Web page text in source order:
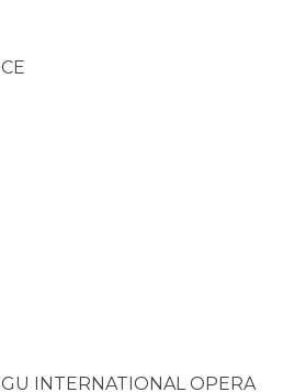
INTERNATIONAL OPERA